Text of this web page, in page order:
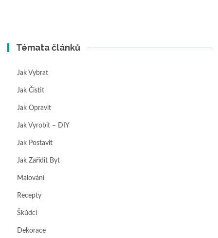
Témata článků
Jak Vybrat
Jak Čistit
Jak Opravit
Jak Vyrobit – DIY
Jak Postavit
Jak Zařídit Byt
Malování
Recepty
Škůdci
Dekorace